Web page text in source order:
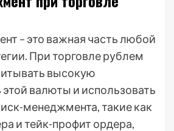
– это важная часть любой
При торговле рублем
высокую
валюты и использовать
менеджмента, такие как
и тейк-профит ордера,